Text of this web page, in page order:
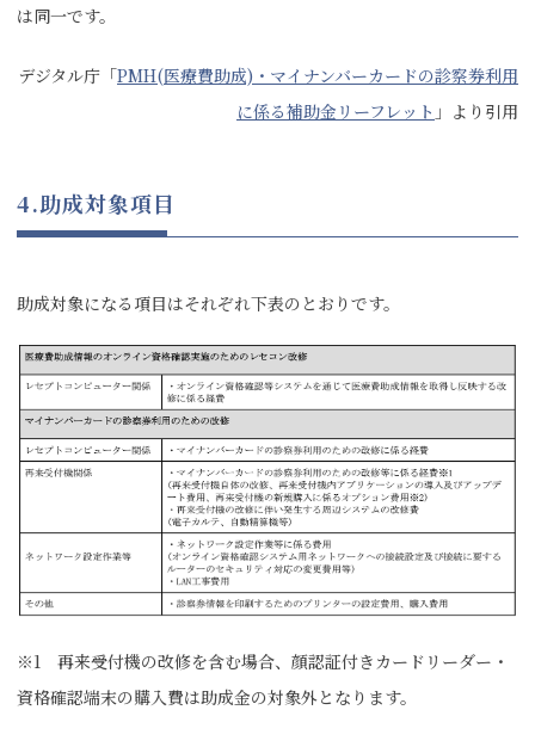
は同一です。
デジタル庁「PMH(医療費助成)・マイナンバーカードの診察券利用
に係る補助金リーフレット 」より引用
4.助成対象項目
助成対象になる項目はそれぞれ下表のとおりです。
※1 再来受付機の改修を含む場合、顔認証付きカードリーダー・
資格確認端末の購入費は助成金の対象外となります。